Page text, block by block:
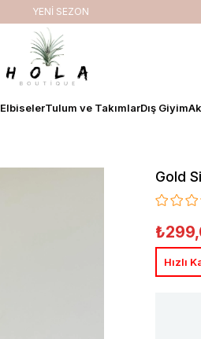
YENİ SEZON
ElbiselerTulum ve TakımlarDış Giyim
Gold
Hızlı